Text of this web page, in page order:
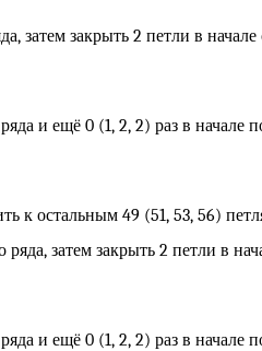
затем закрыть 2 петли в
и ещё 0 (1, 2, 2) раз в
к остальным 49 (51, 53, 56)
затем закрыть 2 петли в
и ещё 0 (1, 2, 2) раз в